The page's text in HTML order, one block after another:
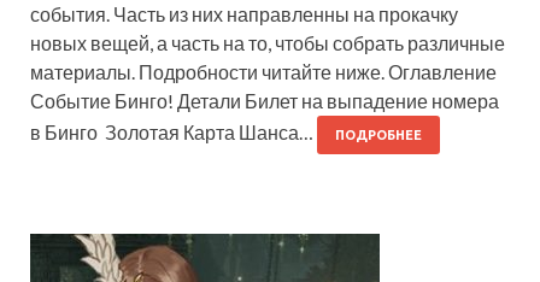
события. Часть из них направленны на прокачку
новых вещей, а часть на то, чтобы собрать различные
материалы. Подробности читайте ниже. Оглавление
Событие Бинго! Детали Билет на выпадение номера
в Бинго Золотая Карта Шанса…
ПОДРОБНЕЕ